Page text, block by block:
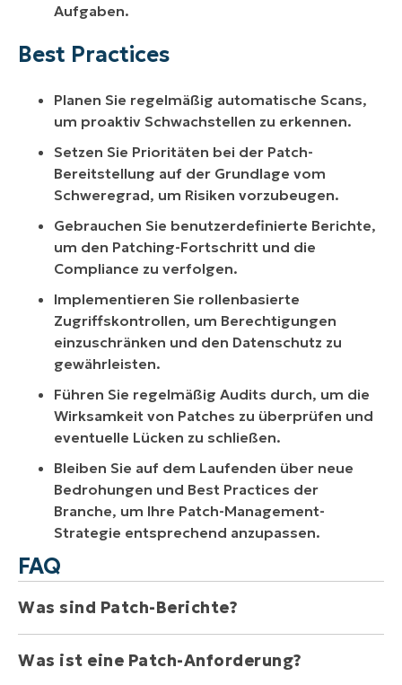
Aufgaben.
Best Practices
Planen Sie regelmäßig automatische Scans,
um proaktiv Schwachstellen zu erkennen.
Setzen Sie Prioritäten bei der Patch-
Bereitstellung auf der Grundlage vom
Schweregrad, um Risiken vorzubeugen.
Gebrauchen Sie benutzerdefinierte Berichte,
um den Patching-Fortschritt und die
Compliance zu verfolgen.
Implementieren Sie rollenbasierte
Zugriffskontrollen, um Berechtigungen
einzuschränken und den Datenschutz zu
gewährleisten.
Führen Sie regelmäßig Audits durch, um die
Wirksamkeit von Patches zu überprüfen und
eventuelle Lücken zu schließen.
Bleiben Sie auf dem Laufenden über neue
Bedrohungen und Best Practices der
Branche, um Ihre Patch-Management-
Strategie entsprechend anzupassen.
FAQ
Was sind Patch-Berichte?
Patch-Berichte bieten einen umfassenden Überblick
Was ist eine Patch-Anforderung?